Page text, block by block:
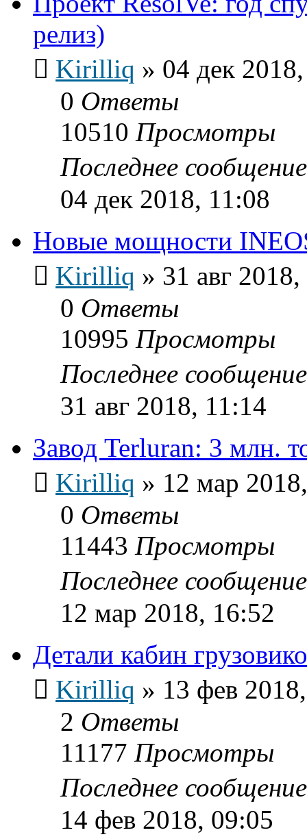
релиз)
Kirilliq » 04 дек
0 Ответы
10510 Просмотры
Последнее
04 дек 2018, 11:08
Новые мощности
Kirilliq » 31 авг
0 Ответы
10995 Просмотры
Последнее
31 авг 2018, 11:14
Завод Terluran: 3 млн.
Kirilliq » 12 мар
0 Ответы
11443 Просмотры
Последнее
12 мар 2018, 16:52
Детали кабин
Kirilliq » 13 фев
2 Ответы
11177 Просмотры
Последнее
14 фев 2018, 09:05